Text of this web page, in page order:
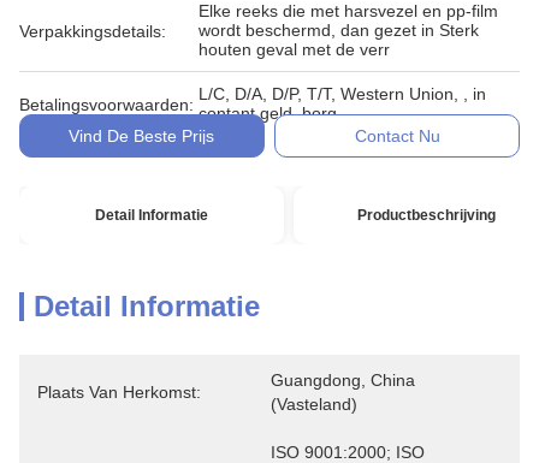
Verpakkingsdetails:
Elke reeks die met harsvezel en pp-film
wordt beschermd, dan gezet in Sterk
houten geval met de verr
Betalingsvoorwaarden:
L/C, D/A, D/P, T/T, Western Union, , in
contant geld, borg
Vind De Beste Prijs
Contact Nu
Detail Informatie Productbeschrijving
Detail Informatie
Plaats Van Herkomst:
Guangdong, China
(vasteland)
ISO 9001:2000; ISO